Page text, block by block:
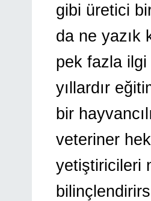
gibi üretici
da ne yazık
pek fazla
yıllardır
bir
veteriner
yetiştiricileri